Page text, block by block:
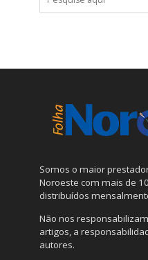
Somos o maior
Noroeste com mais de
distribuídos
Não nos
artigos, a
autores.